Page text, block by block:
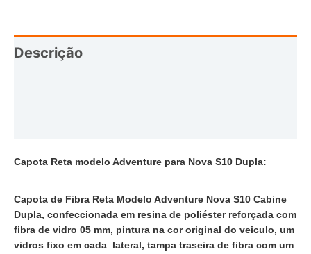
Descrição
Capota Reta modelo Adventure para Nova S10 Dupla:
Capota de Fibra Reta Modelo Adventure Nova S10 Cabine
Dupla, confeccionada em resina de poliéster reforçada com
fibra de vidro 05 mm, pintura na cor original do veiculo, um
vidros fixo em cada lateral, tampa traseira de fibra com um